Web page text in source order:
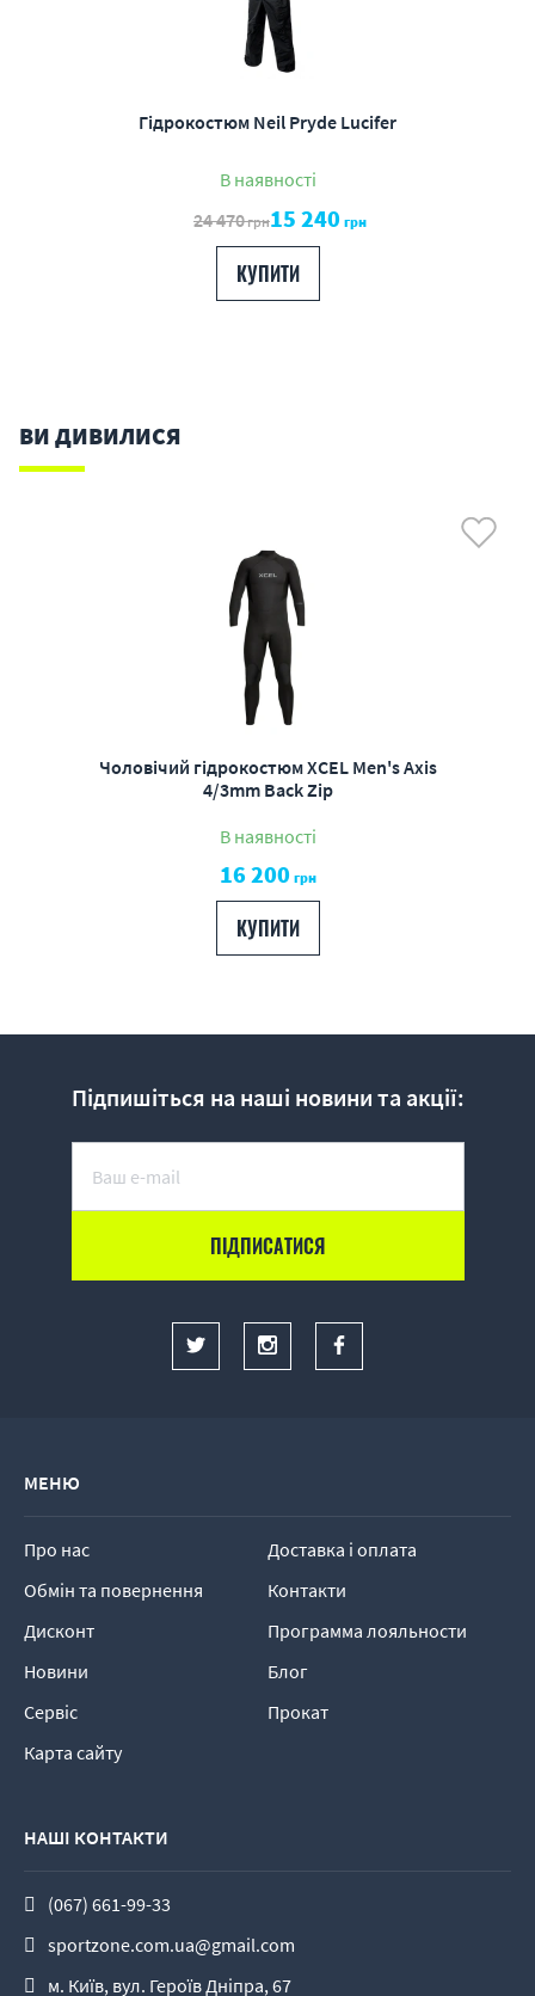
Гідрокостюм Neil Pryde Lucifer
В наявності
24 470грн15 240грн
КУПИТИ
ВИ ДИВИЛИСЯ
Чоловічий гідрокостюм XCEL Men's Axis
4/3mm Back Zip
В наявності
16 200грн
КУПИТИ
Підпишіться на наші новини та акції:
МЕНЮ
Про нас
Доставка і оплата
Обмін та повернення
Контакти
Дисконт
Программа лояльности
Новини
Блог
Сервіс
Прокат
Карта сайту
НАШІ КОНТАКТИ
(067) 661-99-33
sportzone.com.ua@gmail.com
м. Київ, вул. Героїв Дніпра, 67